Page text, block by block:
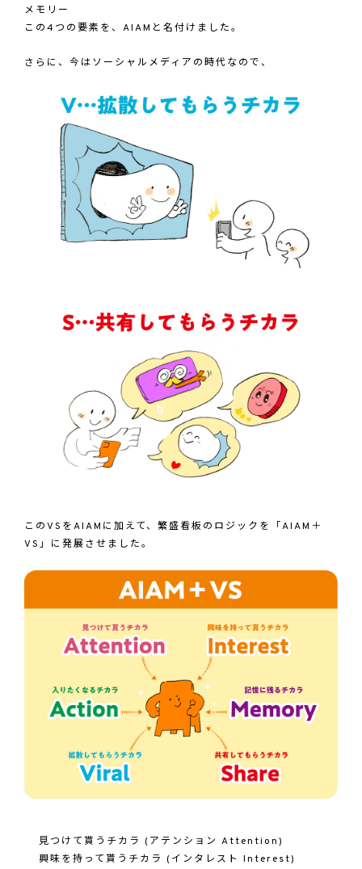
メモリー
この4つの要素を、AIAMと名付けました。
さらに、今はソーシャルメディアの時代なので、
このVSをAIAMに加えて、繁盛看板のロジックを「AIAM＋
VS」に発展させました。
見つけて貰うチカラ (アテンション Attention)
興味を持って貰うチカラ (インタレスト Interest)